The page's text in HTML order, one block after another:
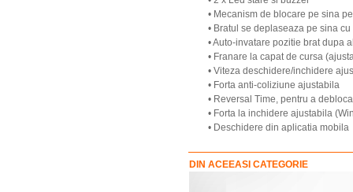
• Mecanism de blocare pe sina
• Bratul se deplaseaza pe sina
• Auto-invatare pozitie brat dupa
• Franare la capat de cursa
• Viteza deschidere/inchidere
• Forta anti-coliziune ajustabila
• Reversal Time, pentru a
• Forta la inchidere ajustabila
• Deschidere din aplicatia mobila
DIN ACEEASI CATEGORIE